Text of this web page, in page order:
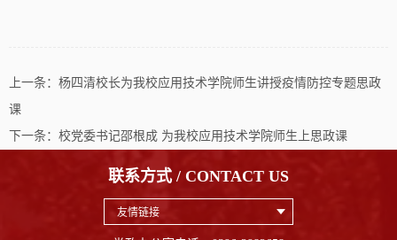
上一条： 杨四清校长为我校应用技术学院师生讲授疫情防控专题思政
课
下一条： 校党委书记邵根成 为我校应用技术学院师生上思政课
联系方式 / CONTACT US
友情链接